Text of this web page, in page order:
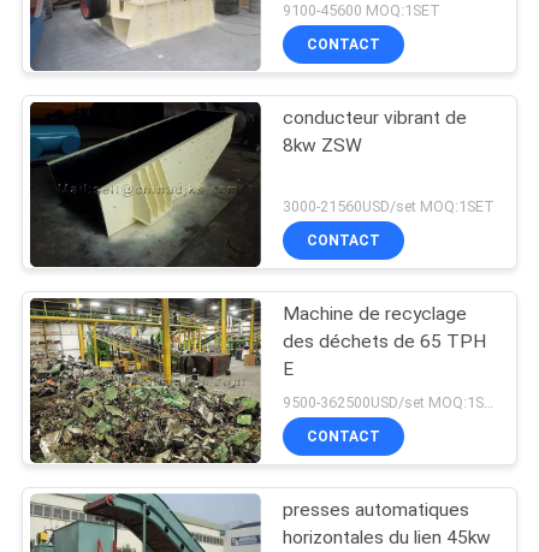
9100-45600 MOQ:1SET
CONTACT
conducteur vibrant de
8kw ZSW
3000-21560USD/set MOQ:1SET
CONTACT
Machine de recyclage
des déchets de 65 TPH
E
CONTACT
presses automatiques
horizontales du lien 45kw